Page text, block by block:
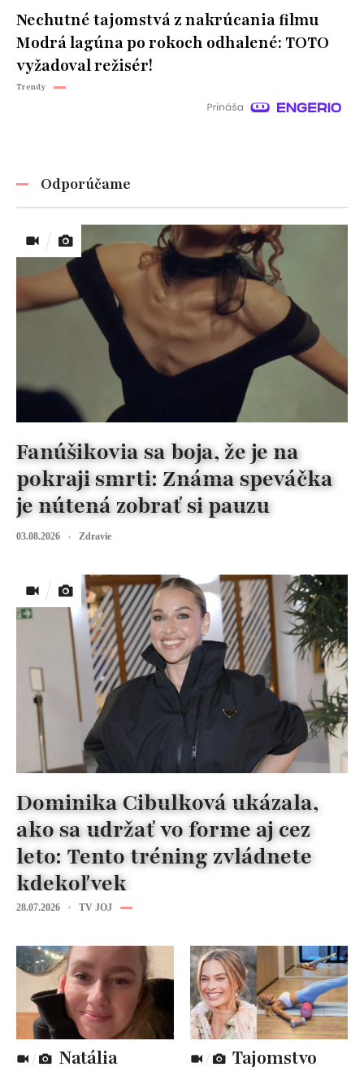
Nechutné tajomstvá z nakrúcania filmu
Modrá lagúna po rokoch odhalené: TOTO
vyžadoval režisér!
Trendy
Odporúčame
Fanúšikovia sa boja, že je na
pokraji smrti: Známa speváčka
je nútená zobrať si pauzu
03.08.2026 Zdravie
Dominika Cibulková ukázala,
ako sa udržať vo forme aj cez
leto: Tento tréning zvládnete
kdekoľvek
28.07.2026 TV JOJ